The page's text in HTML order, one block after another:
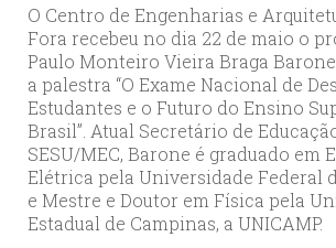
O Centro de Engenharias e
Fora recebeu no dia 22 de maio o
Paulo Monteiro Vieira Braga
a palestra “O Exame Nacional de
Estudantes e o Futuro do Ensino
Brasil”. Atual Secretário de
SESU/MEC, Barone é graduado em
Elétrica pela Universidade Federal
e Mestre e Doutor em Física pela
Estadual de Campinas, a UNICAMP.